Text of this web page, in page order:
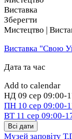
Виставка
Зберегти
Мистецтво |
Виставка "Свою
Дата та час
Add to calendar
НД 09 сер 09:00-
ПН 10 сер 09:00-
ВТ 11 сер 09:00-
Всі дати
Музей заповіту